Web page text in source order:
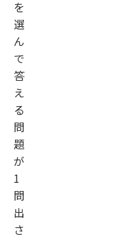
を
選
ん
で
答
え
る
問
題
が
1
問
出
さ